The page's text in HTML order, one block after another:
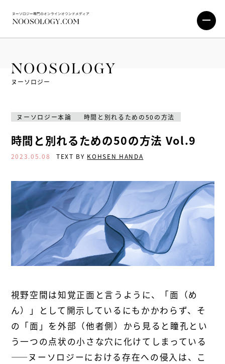
NOOSOLOGY
ヌーソロジー
ヌーソロジー本論 時間と別れるための50の方法
時間と別れるための50の方法 Vol.9
2023.05.08 TEXT BY KOHSEN HANDA
視野空間は知覚正面と言うように、「面（め
ん）」として開示しているにもかかわらず、そ
の「面」を外部（他者側）から見ると瞳孔とい
う一つの点状の小さな穴に化けてしまっている
――ヌーソロジーにおける存在への侵入は、こ